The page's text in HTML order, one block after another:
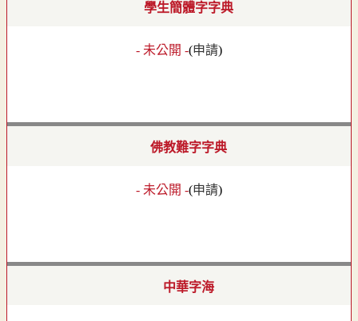
學生簡體字字典
- 未公開 -(申請)
佛教難字字典
- 未公開 -(申請)
中華字海